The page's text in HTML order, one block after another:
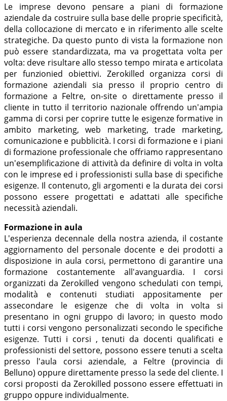
Le imprese devono pensare a piani di formazione
aziendale da costruire sulla base delle proprie specificità,
della collocazione di mercato e in riferimento alle scelte
strategiche. Da questo punto di vista la formazione non
può essere standardizzata, ma va progettata volta per
volta: deve risultare allo stesso tempo mirata e articolata
per funzionied obiettivi. Zerokilled organizza corsi di
formazione aziendali sia presso il proprio centro di
formazione a Feltre, on-site o direttamente presso il
cliente in tutto il territorio nazionale offrendo un'ampia
gamma di corsi per coprire tutte le esigenze formative in
ambito marketing, web marketing, trade marketing,
comunicazione e pubblicità. I corsi di formazione e i piani
di formazione professionale che offriamo rappresentano
un'esemplificazione di attività da definire di volta in volta
con le imprese ed i professionisti sulla base di specifiche
esigenze. Il contenuto, gli argomenti e la durata dei corsi
possono essere progettati e adattati alle specifiche
necessità aziendali.
Formazione in aula
L'esperienza decennale della nostra azienda, il costante
aggiornamento del personale docente e dei prodotti a
disposizione in aula corsi, permettono di garantire una
formazione costantemente all'avanguardia. I corsi
organizzati da Zerokilled vengono schedulati con tempi,
modalità e contenuti studiati appositamente per
assecondare le esigenze che di volta in volta si
presentano in ogni gruppo di lavoro; in questo modo
tutti i corsi vengono personalizzati secondo le specifiche
esigenze. Tutti i corsi , tenuti da docenti qualificati e
professionisti del settore, possono essere tenuti a scelta
presso l'aula corsi aziendale, a Feltre (provincia di
Belluno) oppure direttamente presso la sede del cliente. I
corsi proposti da Zerokilled possono essere effettuati in
gruppo oppure individualmente.